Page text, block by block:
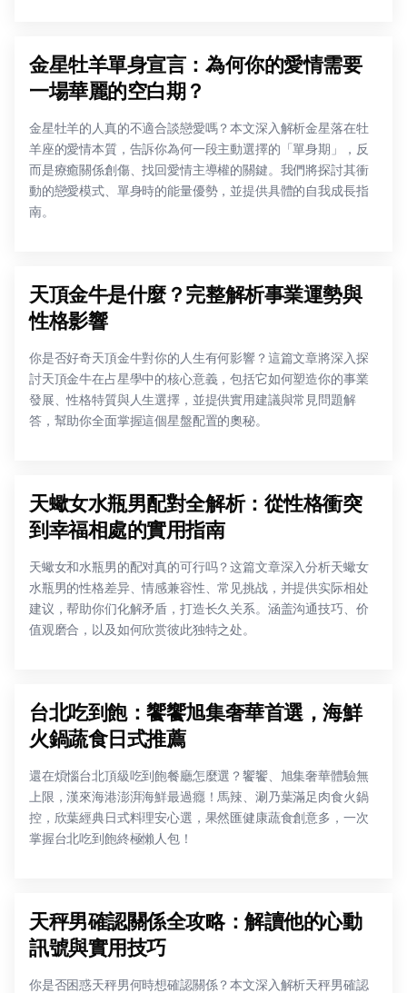
金星牡羊單身宣言：為何你的愛情需要
一場華麗的空白期？
金星牡羊的人真的不適合談戀愛嗎？本文深入解析金星落在牡
羊座的愛情本質，告訴你為何一段主動選擇的「單身期」，反
而是療癒關係創傷、找回愛情主導權的關鍵。我們將探討其衝
動的戀愛模式、單身時的能量優勢，並提供具體的自我成長指
南。
天頂金牛是什麼？完整解析事業運勢與
性格影響
你是否好奇天頂金牛對你的人生有何影響？這篇文章將深入探
討天頂金牛在占星學中的核心意義，包括它如何塑造你的事業
發展、性格特質與人生選擇，並提供實用建議與常見問題解
答，幫助你全面掌握這個星盤配置的奧秘。
天蠍女水瓶男配對全解析：從性格衝突
到幸福相處的實用指南
天蠍女和水瓶男的配对真的可行吗？这篇文章深入分析天蠍女
水瓶男的性格差异、情感兼容性、常见挑战，并提供实际相处
建议，帮助你们化解矛盾，打造长久关系。涵盖沟通技巧、价
值观磨合，以及如何欣赏彼此独特之处。
台北吃到飽：饗饗旭集奢華首選，海鮮
火鍋蔬食日式推薦
還在煩惱台北頂級吃到飽餐廳怎麼選？饗饗、旭集奢華體驗無
上限，漢來海港澎湃海鮮最過癮！馬辣、涮乃葉滿足肉食火鍋
控，欣葉經典日式料理安心選，果然匯健康蔬食創意多，一次
掌握台北吃到飽終極懶人包！
天秤男確認關係全攻略：解讀他的心動
訊號與實用技巧
你是否困惑天秤男何時想確認關係？本文深入解析天秤男確認